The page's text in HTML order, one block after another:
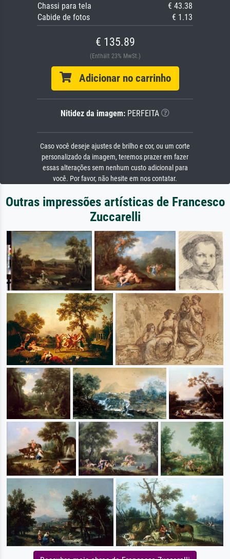
Chassi para tela
€ 43.38
Cabide de fotos
€ 1.13
€ 135.89
(Enthält 23% MwSt.)
Adicionar no carrinho
Nitidez da imagem: PERFEITA
Caso você deseje ajustes de brilho e cor, ou um corte
personalizado da imagem, teremos prazer em fazer
essas alterações sem nenhum custo adicional para
você. Por favor, não hesite em nos contatar.
Outras impressões artísticas de Francesco
Zuccarelli